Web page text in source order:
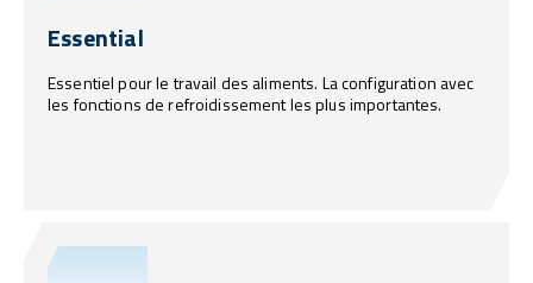
Essential
Essentiel pour le travail des aliments. La configuration avec
les fonctions de refroidissement les plus importantes.